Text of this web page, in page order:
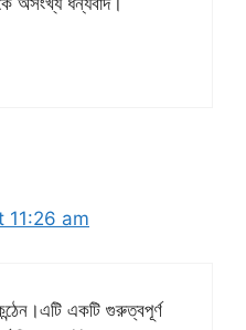
11:26 am
একটি গুরুত্বপূর্ণ